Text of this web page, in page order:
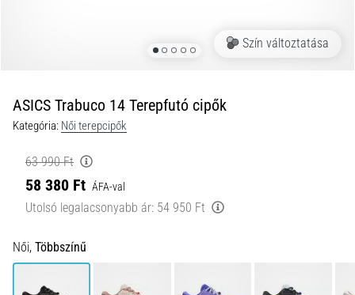
a
párnázott
cipőket
országútra
terepre,
a…
2026.08.05.
Szín változtatása
ASICS Trabuco 14 Terepfutó cipők
Kategória: Női terepcipők
63 990 Ft
58 380 Ft ÁFA-val
Utolsó legalacsonyabb ár: 54 950 Ft
Női, Többszínű